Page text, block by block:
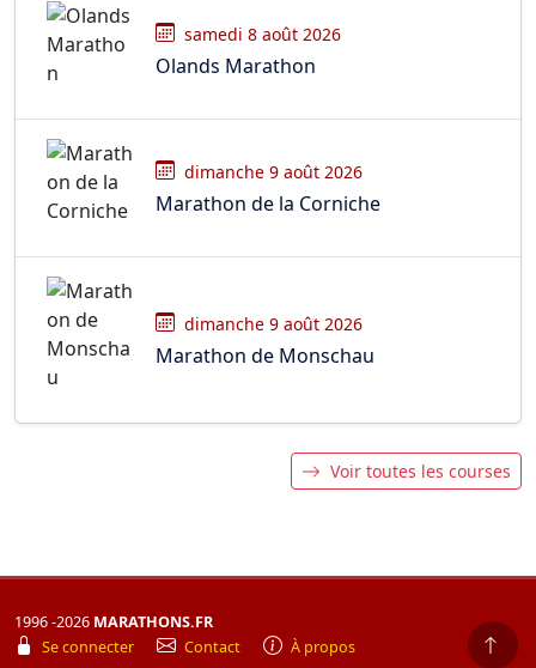
samedi 8 août 2026
Olands Marathon
dimanche 9 août 2026
Marathon de la Corniche
dimanche 9 août 2026
Marathon de Monschau
Voir toutes les courses
1996 -2026 MARATHONS.FR
Se connecter
Contact À propos